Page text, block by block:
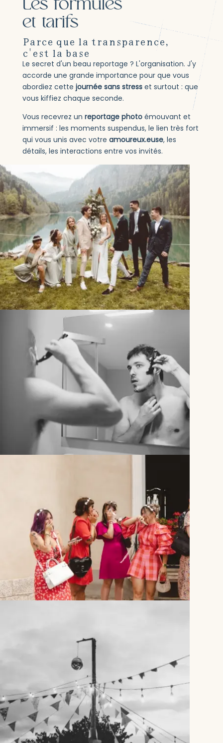
et tarifs
Parce que la transparence,
c'est la base
Le secret d'un beau reportage ? L'organisation. J'y
accorde une grande importance pour que vous
abordiez cette journée sans stresset surtout : que
vous kiffiez chaque seconde.
Vous recevrez un reportage photoémouvant et
immersif : les moments suspendus, le lien très fort
qui vous unis avec votre amoureux.euse, les
détails, les interactions entre vos invités.